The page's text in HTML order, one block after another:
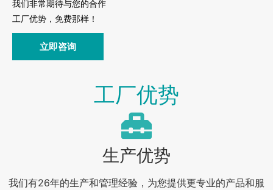
我们非常期待与您的合作
工厂优势，免费那样！
立即咨询
工厂优势
生产优势
我们有26年的生产和管理经验，为您提供更专业的产品和服